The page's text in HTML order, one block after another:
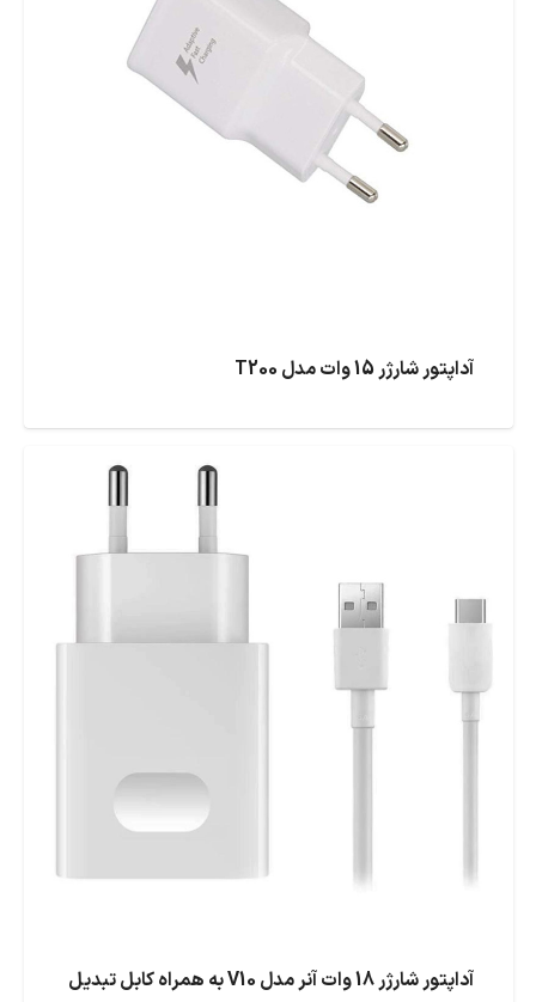
آداپتور شارژر 15 وات مدل T200
آداپتور شارژر 18 وات آنر مدل V10 به همراه کابل تبدیل